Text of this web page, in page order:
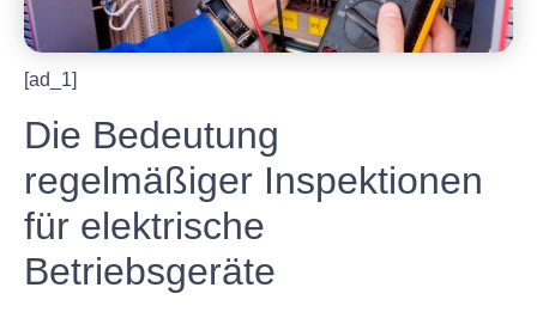
[ad_1]
Die Bedeutung
regelmäßiger Inspektionen
für elektrische
Betriebsgeräte